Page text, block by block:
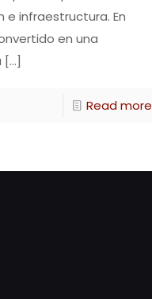
e infraestructura. En
en una
[…]
Read more